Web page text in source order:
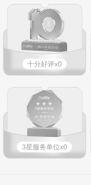
十分好评x0
3星服务单位x0